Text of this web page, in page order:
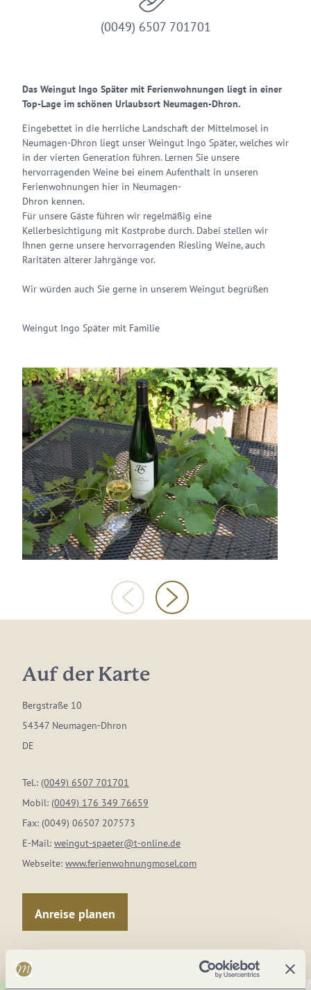
(0049) 6507 701701
Das Weingut Ingo Später mit Ferienwohnungen liegt in einer
Top-Lage im schönen Urlaubsort Neumagen-Dhron.
Eingebettet in die herrliche Landschaft der Mittelmosel in
Neumagen-Dhron liegt unser Weingut Ingo Später, welches wir
in der vierten Generation führen. Lernen Sie unsere
hervorragenden Weine bei einem Aufenthalt in unseren
Ferienwohnungen hier in Neumagen-
Dhron kennen.
Für unsere Gäste führen wir regelmäßig eine
Kellerbesichtigung mit Kostprobe durch. Dabei stellen wir
Ihnen gerne unsere hervorragenden Riesling Weine, auch
Raritäten älterer Jahrgänge vor.
Wir würden auch Sie gerne in unserem Weingut begrüßen
Weingut Ingo Später mit Familie
Auf der Karte
Bergstraße 10
54347 Neumagen-Dhron
DE
Tel.: (0049) 6507 701701
Mobil: (0049) 176 349 76659
Fax: (0049) 06507 207573
E-Mail: weingut-spaeter@t-online.de
Webseite: www.ferienwohnungmosel.com
Anreise planen